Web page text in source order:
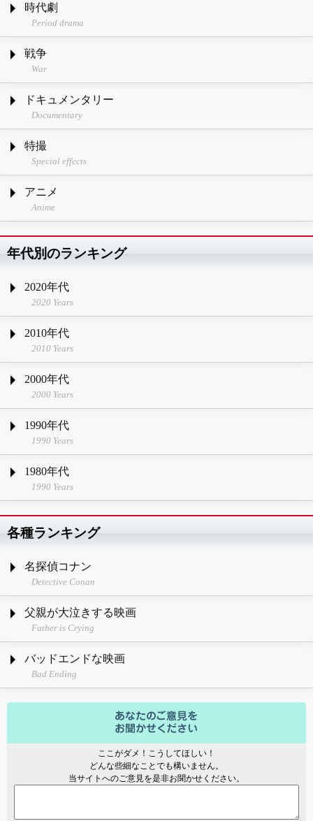
時代劇
Period drama
戦争
War
ドキュメンタリー
Documentary
特撮
Special effects
アニメ
Anime
年代別のランキング
2020年代
2020 Years
2010年代
2010 Years
2000年代
2000 Years
1990年代
1990 Years
1980年代
1990 Years
各種ランキング
名探偵コナン
Detective Conan
父親が大泣きする映画
Father is Crying
バッドエンドな映画
Bad Ending
ここがダメ！こうしてほしい！
どんな些細なことでも構いません。
当サイトへのご意見を是非お聞かせください。